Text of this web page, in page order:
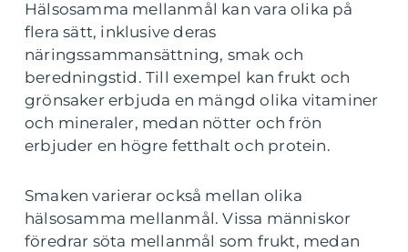
Hälsosamma mellanmål kan vara olika på
flera sätt, inklusive deras
näringssammansättning, smak och
beredningstid. Till exempel kan frukt och
grönsaker erbjuda en mängd olika vitaminer
och mineraler, medan nötter och frön
erbjuder en högre fetthalt och protein.
Smaken varierar också mellan olika
hälsosamma mellanmål. Vissa människor
föredrar söta mellanmål som frukt, medan